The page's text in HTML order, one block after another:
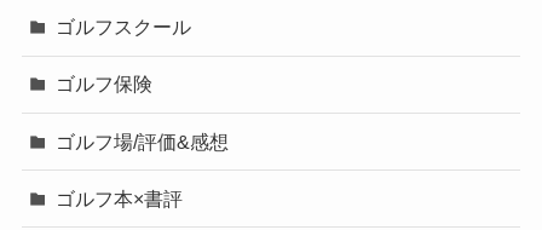
ゴルフスクール
ゴルフ保険
ゴルフ場/評価&感想
ゴルフ本×書評